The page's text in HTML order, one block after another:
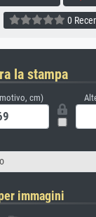
0
la stampa
cm)
immagini